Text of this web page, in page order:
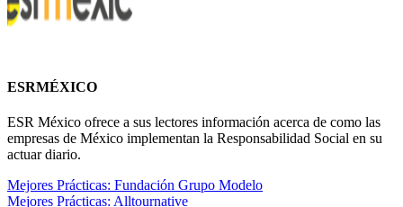
ESRMÉXICO
ESR México ofrece a sus lectores información acerca de como las
empresas de México implementan la Responsabilidad Social en su
actuar diario.
Mejores Prácticas: Fundación Grupo Modelo
Mejores Prácticas: Alltournative